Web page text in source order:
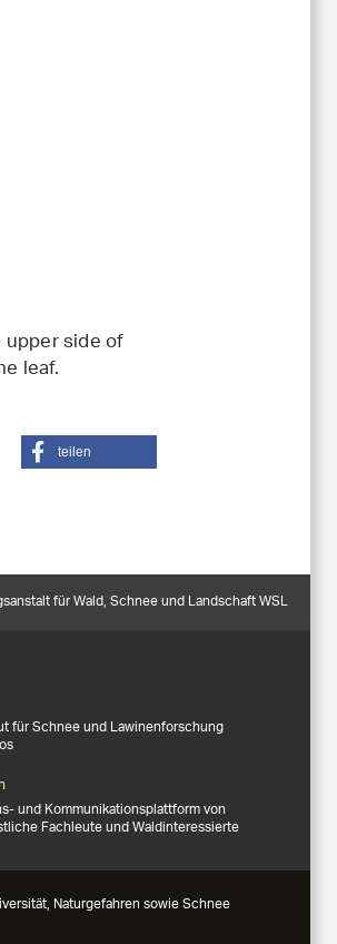
side of
leaf.
teilen
für Wald, Schnee und Landschaft WSL
für Schnee und Lawinenforschung
und Kommunikationsplattform von
Fachleute und Waldinteressierte
Naturgefahren sowie Schnee